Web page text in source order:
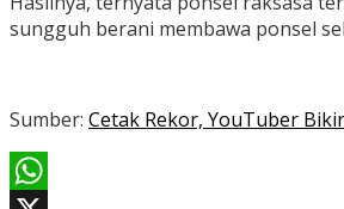
sungguh berani membawa ponsel
Sumber: Cetak Rekor, YouTuber